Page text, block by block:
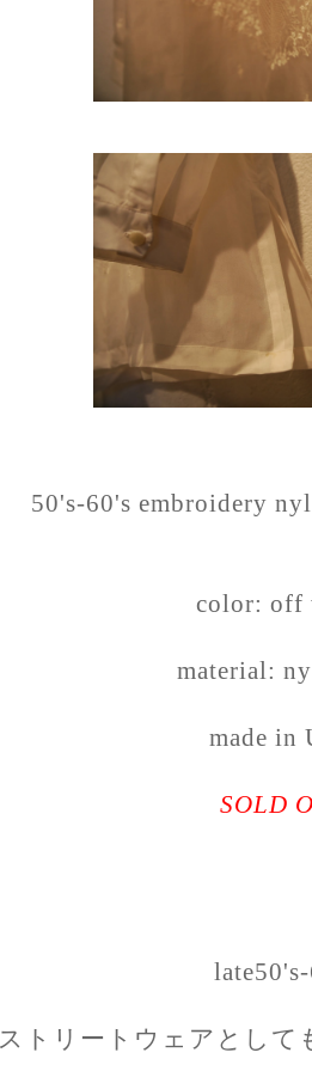
50's-60's embroidery
color: off
material:
made in
SOLD
ストリートウェアとして